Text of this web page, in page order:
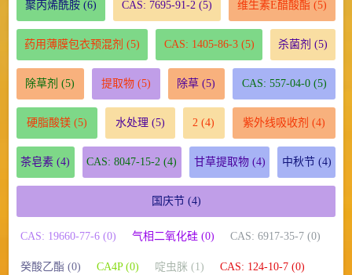
聚丙烯酰胺(6) CAS: 7695-91-2 (5) 维生素E醋酸酯 (5)
药用薄膜包衣预混剂 (5) CAS: 1405-86-3(5) 杀菌剂 (5)
除草剂 (5) 提取物(5) 除草 (5) CAS: 557-04-0(5)
硬脂酸镁(5) 水处理 (5) 2 (4) 紫外线吸收剂 (4)
茶皂素 (4) CAS: 8047-15-2 (4) 甘草提取物(4) 中秋节(4)
国庆节(4)
CAS: 19660-77-6 (0) 气相二氧化硅 (0) CAS: 6917-35-7 (0)
癸酸乙酯 (0) CA4P (0) 啶虫脒 (1) CAS: 124-10-7 (0)